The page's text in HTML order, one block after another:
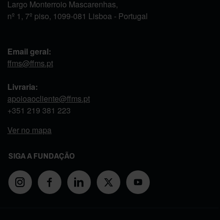
Largo Monterroio Mascarenhas,
nº 1, 7º piso, 1099-081 Lisboa - Portugal
Email geral:
ffms@ffms.pt
Livraria:
apoioaocliente@ffms.pt
+351 219 381 223
Ver no mapa
SIGA A FUNDAÇÃO